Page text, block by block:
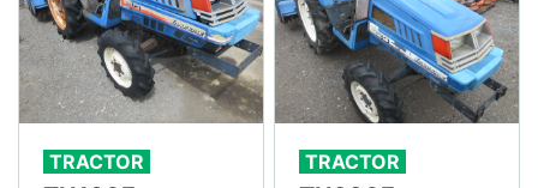
TRACTOR TRACTOR